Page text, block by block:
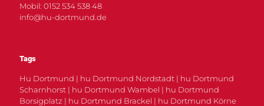
Mobil: 0152 534 538 48
info@hu-dortmund.de
Tags
Hu Dortmund | hu Dortmund Nordstadt | hu Dortmund
Scharnhorst | hu Dortmund Wambel | hu Dortmund
Borsigplatz | hu Dortmund Brackel | hu Dortmund Körne